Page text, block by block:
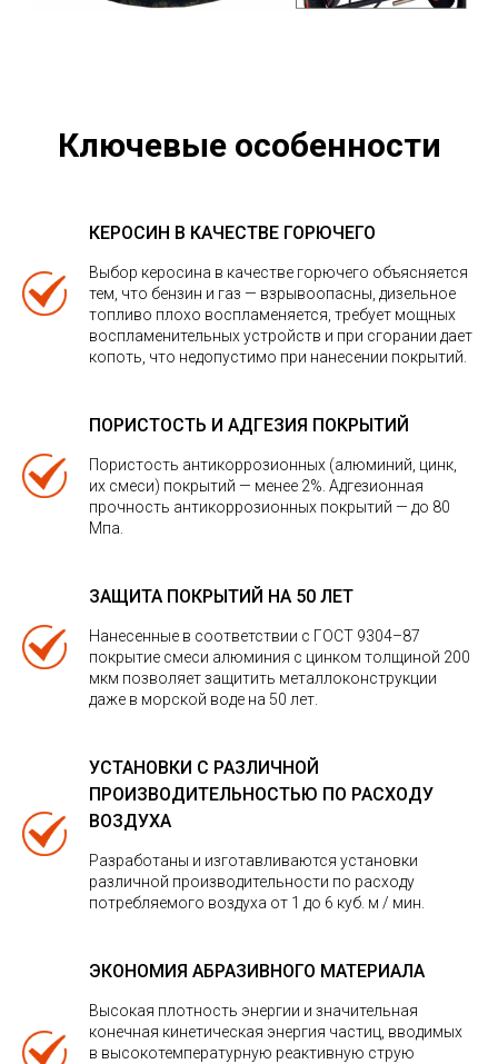
Ключевые особенности
КЕРОСИН В КАЧЕСТВЕ ГОРЮЧЕГО
Выбор керосина в качестве горючего объясняется
тем, что бензин и газ — взрывоопасны, дизельное
топливо плохо воспламеняется, требует мощных
воспламенительных устройств и при сгорании дает
копоть, что недопустимо при нанесении покрытий.
ПОРИСТОСТЬ И АДГЕЗИЯ ПОКРЫТИЙ
Пористость антикоррозионных (алюминий, цинк,
их смеси) покрытий — менее 2%. Адгезионная
прочность антикоррозионных покрытий — до 80
Мпа.
ЗАЩИТА ПОКРЫТИЙ НА 50 ЛЕТ
Нанесенные в соответствии с ГОСТ 9304–87
покрытие смеси алюминия с цинком толщиной 200
мкм позволяет защитить металлоконструкции
даже в морской воде на 50 лет.
УСТАНОВКИ С РАЗЛИЧНОЙ
ПРОИЗВОДИТЕЛЬНОСТЬЮ ПО РАСХОДУ
ВОЗДУХА
Разработаны и изготавливаются установки
различной производительности по расходу
потребляемого воздуха от 1 до 6 куб. м / мин.
ЭКОНОМИЯ АБРАЗИВНОГО МАТЕРИАЛА
Высокая плотность энергии и значительная
конечная кинетическая энергия частиц, вводимых
в высокотемпературную реактивную струю